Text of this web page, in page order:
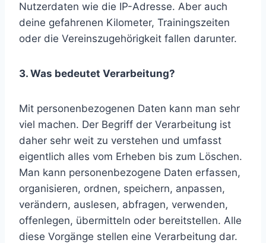
Nutzerdaten wie die IP-Adresse. Aber auch
deine gefahrenen Kilometer, Trainingszeiten
oder die Vereinszugehörigkeit fallen darunter.
3. Was bedeutet Verarbeitung?
Mit personenbezogenen Daten kann man sehr
viel machen. Der Begriff der Verarbeitung ist
daher sehr weit zu verstehen und umfasst
eigentlich alles vom Erheben bis zum Löschen.
Man kann personenbezogene Daten erfassen,
organisieren, ordnen, speichern, anpassen,
verändern, auslesen, abfragen, verwenden,
offenlegen, übermitteln oder bereitstellen. Alle
diese Vorgänge stellen eine Verarbeitung dar.